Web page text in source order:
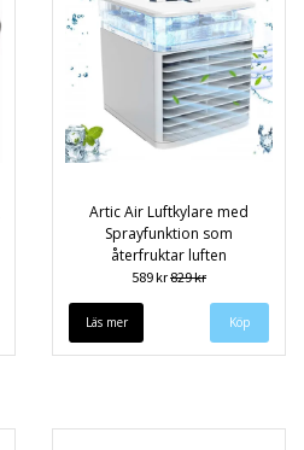
Artic Air Luftkylare med
Sprayfunktion som
återfruktar luften
589 kr829 kr
Läs mer